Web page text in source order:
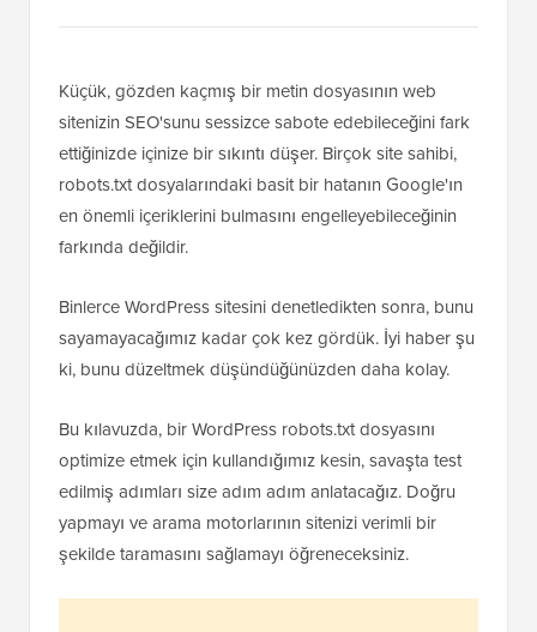
Küçük, gözden kaçmış bir metin dosyasının web
sitenizin SEO'sunu sessizce sabote edebileceğini fark
ettiğinizde içinize bir sıkıntı düşer. Birçok site sahibi,
robots.txt dosyalarındaki basit bir hatanın Google'ın
en önemli içeriklerini bulmasını engelleyebileceğinin
farkında değildir.
Binlerce WordPress sitesini denetledikten sonra, bunu
sayamayacağımız kadar çok kez gördük. İyi haber şu
ki, bunu düzeltmek düşündüğünüzden daha kolay.
Bu kılavuzda, bir WordPress robots.txt dosyasını
optimize etmek için kullandığımız kesin, savaşta test
edilmiş adımları size adım adım anlatacağız. Doğru
yapmayı ve arama motorlarının sitenizi verimli bir
şekilde taramasını sağlamayı öğreneceksiniz.